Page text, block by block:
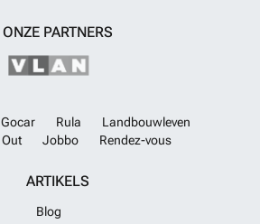
ONZE PARTNERS
Gocar Rula
Landbouwleven
Out Jobbo Rendez-vous
ARTIKELS
Blog